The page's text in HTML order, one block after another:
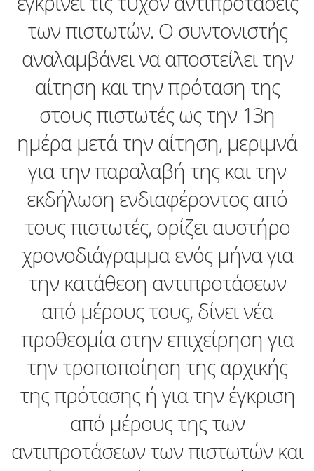
των πιστωτών. Ο συντονιστής
αναλαμβάνει να αποστείλει την
αίτηση και την πρόταση της
στους πιστωτές ως την 13η
ημέρα μετά την αίτηση, μεριμνά
για την παραλαβή της και την
εκδήλωση ενδιαφέροντος από
τους πιστωτές, ορίζει αυστήρο
χρονοδιάγραμμα ενός μήνα για
την κατάθεση αντιπροτάσεων
από μέρους τους, δίνει νέα
προθεσμία στην επιχείρηση για
την τροποποίηση της αρχικής
της πρότασης ή για την έγκριση
από μέρους της των
αντιπροτάσεων των πιστωτών και